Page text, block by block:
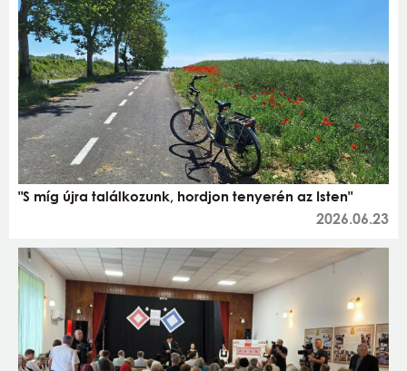
"S míg újra találkozunk, hordjon tenyerén az Isten"
2026.06.23